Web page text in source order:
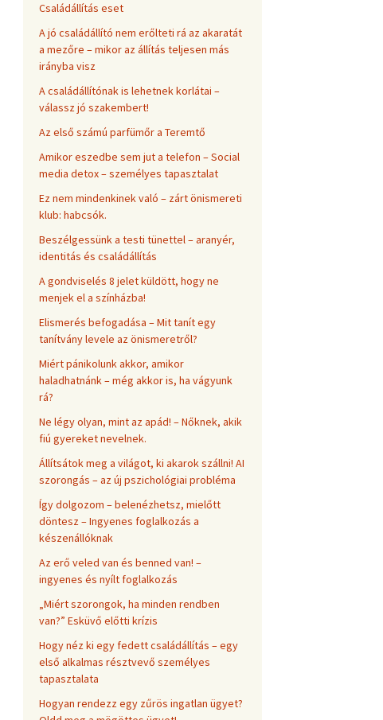
Családállítás eset
A jó családállító nem erőlteti rá az akaratát
a mezőre – mikor az állítás teljesen más
irányba visz
A családállítónak is lehetnek korlátai –
válassz jó szakembert!
Az első számú parfümőr a Teremtő
Amikor eszedbe sem jut a telefon – Social
media detox – személyes tapasztalat
Ez nem mindenkinek való – zárt önismereti
klub: habcsók.
Beszélgessünk a testi tünettel – aranyér,
identitás és családállítás
A gondviselés 8 jelet küldött, hogy ne
menjek el a színházba!
Elismerés befogadása – Mit tanít egy
tanítvány levele az önismeretről?
Miért pánikolunk akkor, amikor
haladhatnánk – még akkor is, ha vágyunk
rá?
Ne légy olyan, mint az apád! – Nőknek, akik
fiú gyereket nevelnek.
Állítsátok meg a világot, ki akarok szállni! AI
szorongás – az új pszichológiai probléma
Így dolgozom – belenézhetsz, mielőtt
döntesz – Ingyenes foglalkozás a
készenállóknak
Az erő veled van és benned van! –
ingyenes és nyílt foglalkozás
„Miért szorongok, ha minden rendben
van?” Esküvő előtti krízis
Hogy néz ki egy fedett családállítás – egy
első alkalmas résztvevő személyes
tapasztalata
Hogyan rendezz egy zűrös ingatlan ügyet?